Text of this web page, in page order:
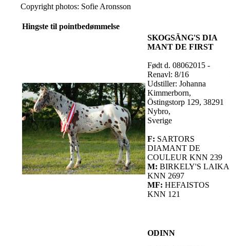
Copyright photos: Sofie Aronsson
Hingste til pointbedømmelse
SKOGSÄNG'S DIA
MANT DE FIRST
Født d. 08062015 -
Renavl: 8/16
Udstiller: Johanna
Kimmerborn,
Östingstorp 129, 38291
Nybro,
Sverige
F: SARTORS
DIAMANT DE
COULEUR KNN 239
M: BIRKELY'S LAIKA
KNN 2697
MF: HEFAISTOS
KNN 121
ODINN